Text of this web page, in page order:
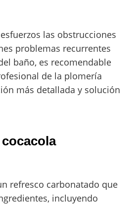
las obstrucciones
problemas recurrentes
baño, es recomendable
de la plomería
más detallada y solución
refresco carbonatado que
incluyendo